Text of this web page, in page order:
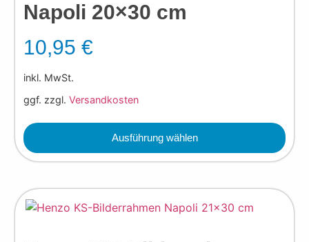
Napoli 20×30 cm
10,95€
inkl. MwSt.
ggf. zzgl.Versandkosten
Ausführung wählen